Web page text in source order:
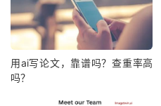
用ai写论文，靠谱吗？查重率高
吗？